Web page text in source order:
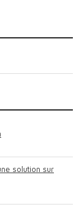
solution sur